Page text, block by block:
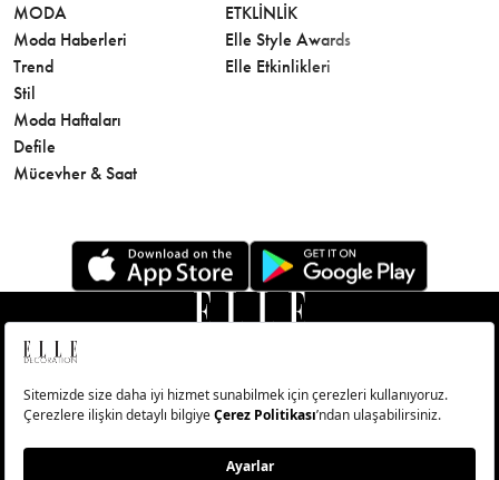
MODA
Moda Haberleri
Trend
Stil
Moda Haftaları
Defile
Mücevher & Saat
ETKLINLIK
Elle Style Awards
Elle Etkinlikleri
© Big Medya Teknoloji A.Ş. Altunizade Mahallesi Kuşbakışı